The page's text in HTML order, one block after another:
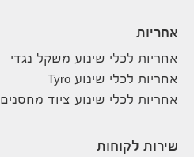
אחריות
אחריות לכלי שינוע משקל נגדי
אחריות לכלי שינוע Tyro
אחריות לכלי שינוע ציוד מחסנים
שירות לקוחות